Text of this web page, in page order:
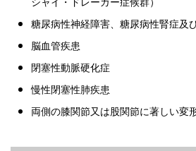
糖尿病性神経障害、糖尿病性腎症及
脳血管疾患
閉塞性動脈硬化症
慢性閉塞性肺疾患
両側の膝関節又は股関節に著しい変